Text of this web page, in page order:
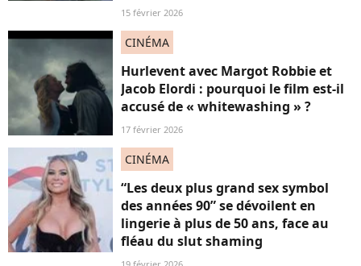
15 février 2026
CINÉMA
Hurlevent avec Margot Robbie et
Jacob Elordi : pourquoi le film est-il
accusé de « whitewashing » ?
17 février 2026
CINÉMA
“Les deux plus grand sex symbol
des années 90” se dévoilent en
lingerie à plus de 50 ans, face au
fléau du slut shaming